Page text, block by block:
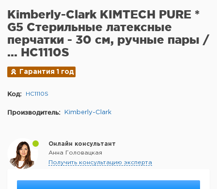
Kimberly-Clark KIMTECH PURE *
G5 Стерильные латексные
перчатки - 30 см, ручные пары /
... HC1110S
Гарантия 1 год
Код: HC1110S
Производитель: Kimberly-Clark
Онлайн консультант
Анна Головацкая
Получить консультацию эксперта